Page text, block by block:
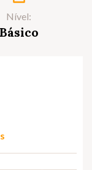
Nível:
Básico